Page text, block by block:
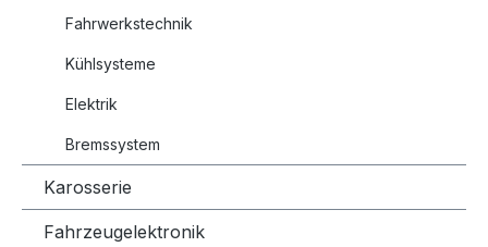
Fahrwerkstechnik
Kühlsysteme
Elektrik
Bremssystem
Karosserie
Fahrzeugelektronik